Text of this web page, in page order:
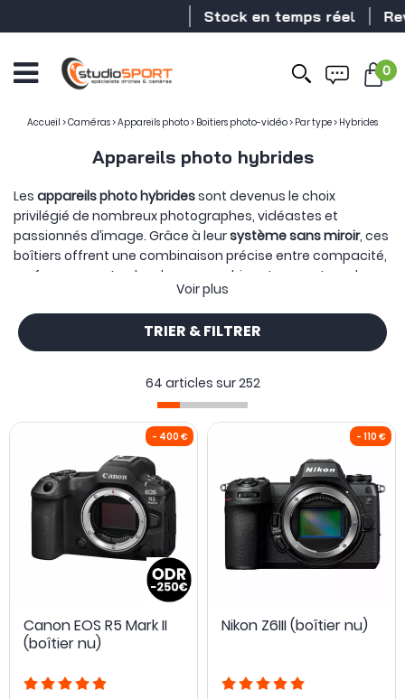
Stock en temps réel Revendeur DJI
0
Accueil >Caméras>Appareils photo> Boitiers photo-vidéo> Par type> Hybrides
Appareils photo hybrides
Les appareils photo hybridessont devenus le choix
privilégié de nombreux photographes, vidéastes et
passionnés d’image. Grâce à leursystème sans miroir, ces
boîtiers offrent une combinaison précise entre compacité,
performance et polyvalence, combinant un capteur de
grande taille avec un viseur électronique et une large
compatibilité optique, sans le mécanisme reflex
traditionnel. Ils embarquent lesdernières technologies en
matière d’autofocus,de traitement d’imageet
d’enregistrement vidéo
, tout en permettant
Que vous recherchiez unboîtier hybride compactpour
voyager léger ou que vous souhaitiez investir dans le
meilleur appareil photo hybride
pour monter en gamme,
cette catégorie regroupe les références des plus grandes
marques du marché. Elle s’adresse aussi bien aux
amateurs qui veulent progresser avec lemeilleur appareil
photo hybride débutant
, qu’aux photographes confirmés
souhaitantchoisir leur boîtier hybride
en fonction de leurs
pratiques photo ou vidéo. Polyvalents, réactifs et évolutifs,
les hybrides s’imposent comme un format durable et
performant à long terme.
Voir plus
TRIER & FILTRER
64 articles sur252
Canon EOS R5 Mark II
(boîtier nu)
Nikon Z6III (boîtier nu)